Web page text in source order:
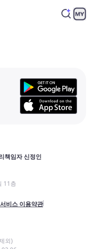
책임자 신정인
11층
비스 이용약관
외)